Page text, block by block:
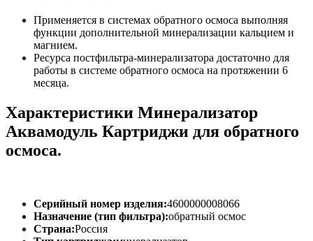
Применяется в системах обратного осмоса выполняя
функции дополнительной минерализации кальцием и
магнием.
Ресурса постфильтра-минерализатора достаточно для
работы в системе обратного осмоса на протяжении 6
месяца.
Характеристики Минерализатор
Аквамодуль Картриджи для обратного
осмоса.
Серийный номер изделия:4600000008066
Назначение (тип фильтра):обратный осмос
Страна:Россия